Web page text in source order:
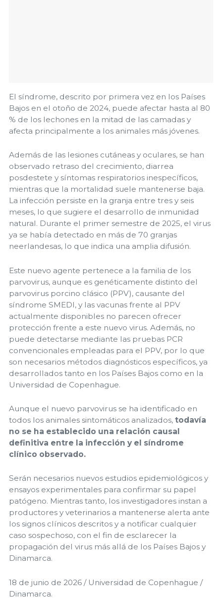
El síndrome, descrito por primera vez en los Países
Bajos en el otoño de 2024, puede afectar hasta al 80
% de los lechones en la mitad de las camadas y
afecta principalmente a los animales más jóvenes.
Además de las lesiones cutáneas y oculares, se han
observado retraso del crecimiento, diarrea
posdestete y síntomas respiratorios inespecíficos,
mientras que la mortalidad suele mantenerse baja.
La infección persiste en la granja entre tres y seis
meses, lo que sugiere el desarrollo de inmunidad
natural. Durante el primer semestre de 2025, el virus
ya se había detectado en más de 70 granjas
neerlandesas, lo que indica una amplia difusión.
Este nuevo agente pertenece a la familia de los
parvovirus, aunque es genéticamente distinto del
parvovirus porcino clásico (PPV), causante del
síndrome SMEDI, y las vacunas frente al PPV
actualmente disponibles no parecen ofrecer
protección frente a este nuevo virus. Además, no
puede detectarse mediante las pruebas PCR
convencionales empleadas para el PPV, por lo que
son necesarios métodos diagnósticos específicos, ya
desarrollados tanto en los Países Bajos como en la
Universidad de Copenhague.
Aunque el nuevo parvovirus se ha identificado en
todos los animales sintomáticos analizados, todavía
no se ha establecido una relación causal
definitiva entre la infección y el síndrome
clínico observado.
Serán necesarios nuevos estudios epidemiológicos y
ensayos experimentales para confirmar su papel
patógeno. Mientras tanto, los investigadores instan a
productores y veterinarios a mantenerse alerta ante
los signos clínicos descritos y a notificar cualquier
caso sospechoso, con el fin de esclarecer la
propagación del virus más allá de los Países Bajos y
Dinamarca.
18 de junio de 2026 / Universidad de Copenhague /
Dinamarca.